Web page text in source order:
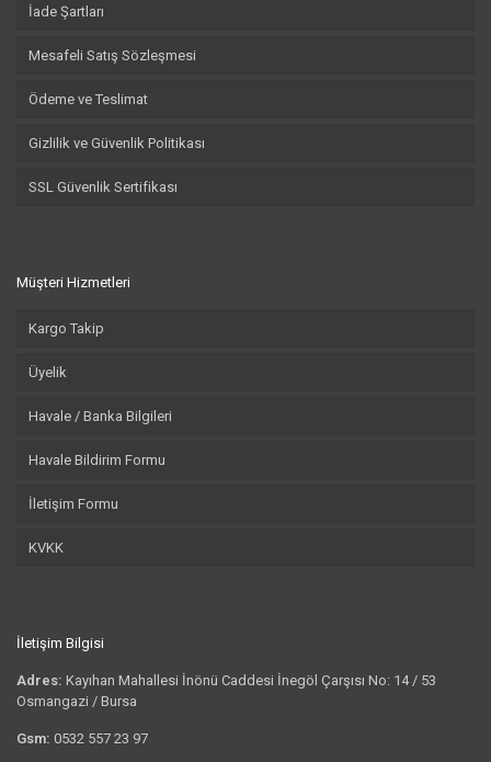
İade Şartları
Mesafeli Satış Sözleşmesi
Ödeme ve Teslimat
Gizlilik ve Güvenlik Politikası
SSL Güvenlik Sertifikası
Müşteri Hizmetleri
Kargo Takip
Üyelik
Havale / Banka Bilgileri
Havale Bildirim Formu
İletişim Formu
KVKK
İletişim Bilgisi
Adres: Kayıhan Mahallesi İnönü Caddesi İnegöl Çarşısı No: 14 / 53
Osmangazi / Bursa
Gsm: 0532 557 23 97